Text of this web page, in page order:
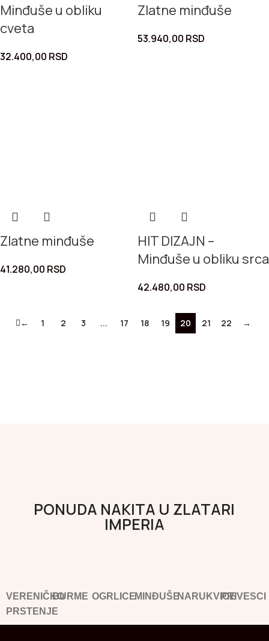
Minđuše u obliku
cveta
32.400,00 RSD
Zlatne minđuše
53.940,00 RSD
Zlatne minđuše
41.280,00 RSD
HIT DIZAJN –
Minđuše u obliku srca
42.480,00 RSD
← 1 2 3 ... 17 18 19 20 21 22 →
PONUDA NAKITA U ZLATARI
IMPERIA
VERENIČKO
PRSTENJE
BURME OGRLICEMINĐUŠENARUKVICEPRIVESCI